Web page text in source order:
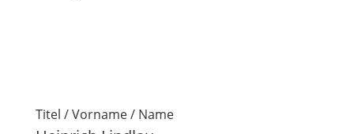
Titel / Vorname / Name